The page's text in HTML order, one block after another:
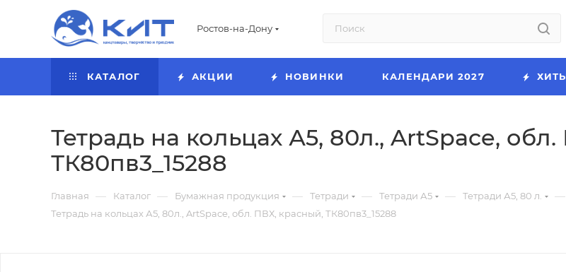
Ростов-на-Дону
КАТАЛОГ АКЦИИ НОВИНКИ КАЛЕНДАРИ 2027
Тетрадь на кольцах А5, 80л., ArtSpace,
ТК80пв3_15288
Главная — Каталог — Бумажная продукция — Тетради — Тетради А5 — Тетради А5, 80 л. —
Тетрадь на кольцах А5, 80л., ArtSpace, обл. ПВХ, красный, ТК80пв3_15288